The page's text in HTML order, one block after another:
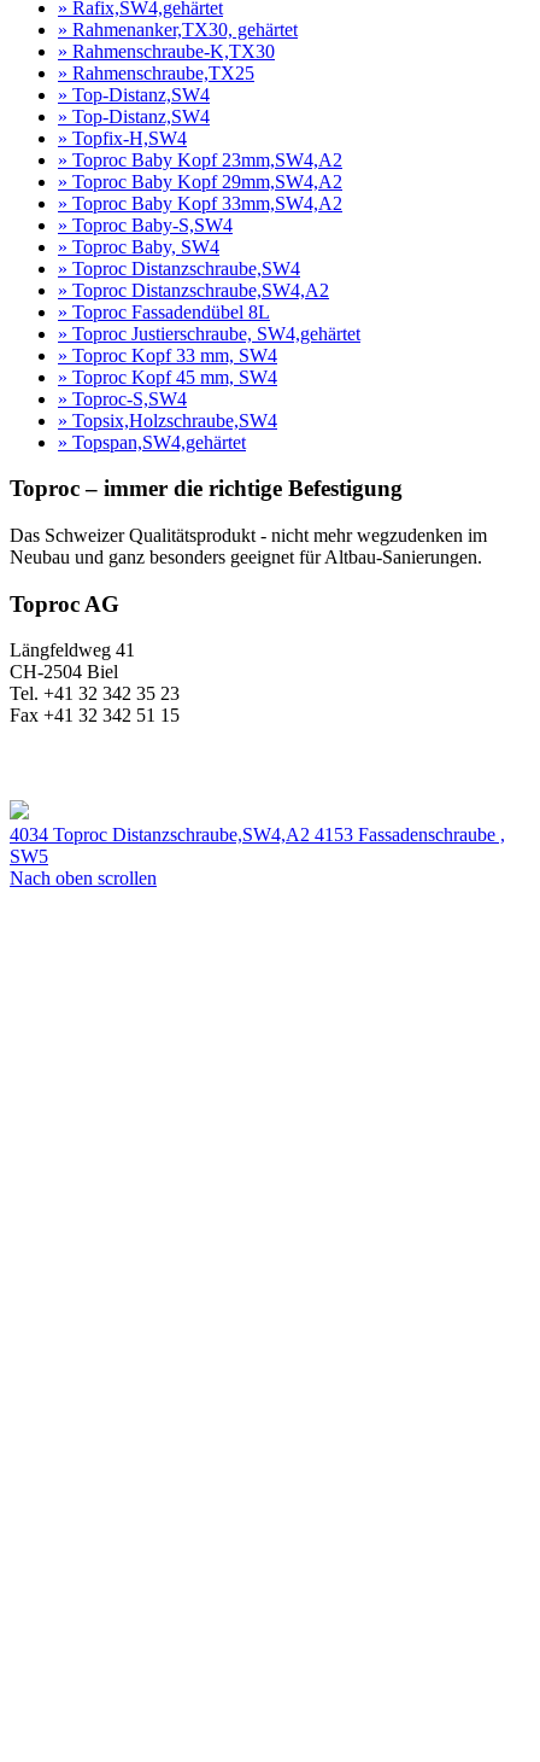
» Rafix,SW4,gehärtet
» Rahmenanker,TX30, gehärtet
» Rahmenschraube-K,TX30
» Rahmenschraube,TX25
» Top-Distanz,SW4
» Top-Distanz,SW4
» Topfix-H,SW4
» Toproc Baby Kopf 23mm,SW4,A2
» Toproc Baby Kopf 29mm,SW4,A2
» Toproc Baby Kopf 33mm,SW4,A2
» Toproc Baby-S,SW4
» Toproc Baby, SW4
» Toproc Distanzschraube,SW4
» Toproc Distanzschraube,SW4,A2
» Toproc Fassadendübel 8L
» Toproc Justierschraube, SW4,gehärtet
» Toproc Kopf 33 mm, SW4
» Toproc Kopf 45 mm, SW4
» Toproc-S,SW4
» Topsix,Holzschraube,SW4
» Topspan,SW4,gehärtet
Toproc – immer die richtige Befestigung
Das Schweizer Qualitätsprodukt - nicht mehr wegzudenken im
Neubau und ganz besonders geeignet für Altbau-Sanierungen.
Toproc AG
Längfeldweg 41
CH-2504 Biel
Tel. +41 32 342 35 23
Fax +41 32 342 51 15
4034 Toproc Distanzschraube,SW4,A2 4153 Fassadenschraube ,
SW5
Nach oben scrollen